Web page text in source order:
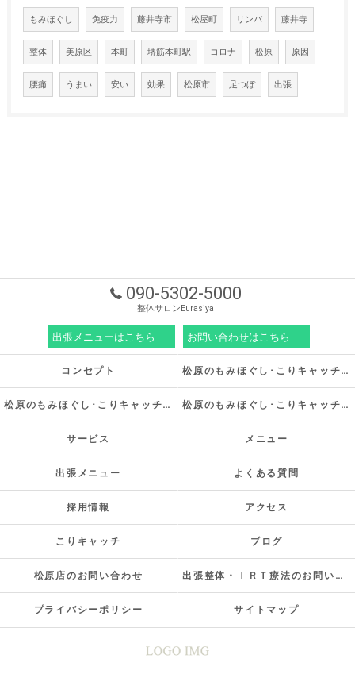
もみほぐし 免疫力 藤井寺市 松屋町 リンパ 藤井寺
整体 美原区 本町 堺筋本町駅 コロナ 松原 原因
腰痛 うまい 安い 効果 松原市 足つぼ 出張
090-5302-5000
整体サロンEurasiya
出張メニューはこちら お問い合わせはこちら
コンセプト 松原のもみほぐし･こりキャッチの口コミ情報
松原のもみほぐし･こりキャッチの評判 松原のもみほぐし･こりキャッチのお客様の声
サービス メニュー
出張メニュー よくある質問
採用情報 アクセス
こりキャッチ ブログ
松原店のお問い合わせ 出張整体・ＩＲＴ療法のお問い合わせ
プライバシーポリシー サイトマップ